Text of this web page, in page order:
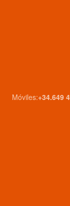
Móviles:+34.649